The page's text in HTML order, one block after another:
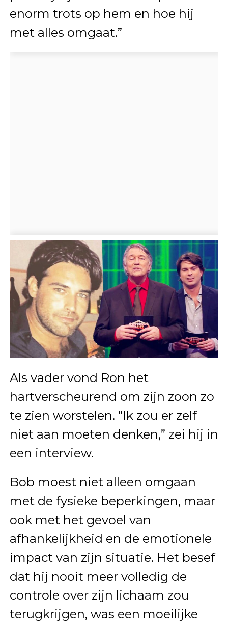
enorm trots op hem en hoe hij
met alles omgaat.”
Als vader vond Ron het
hartverscheurend om zijn zoon zo
te zien worstelen. “Ik zou er zelf
niet aan moeten denken,” zei hij in
een interview.
Bob moest niet alleen omgaan
met de fysieke beperkingen, maar
ook met het gevoel van
afhankelijkheid en de emotionele
impact van zijn situatie. Het besef
dat hij nooit meer volledig de
controle over zijn lichaam zou
terugkrijgen, was een moeilijke